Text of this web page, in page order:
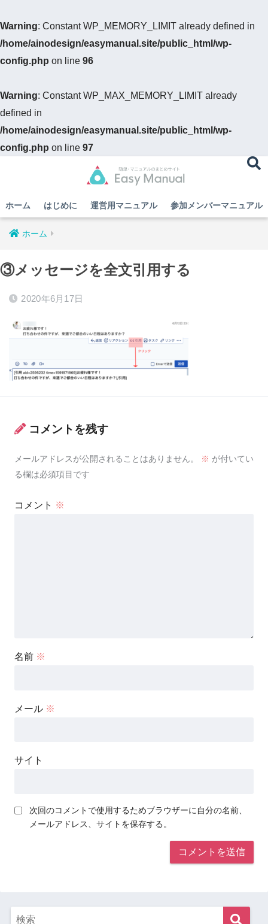
Warning: Constant WP_MEMORY_LIMIT already defined in
/home/ainodesign/easymanual.site/public_html/wp-
config.php on line 96
Warning: Constant WP_MAX_MEMORY_LIMIT already
defined in
/home/ainodesign/easymanual.site/public_html/wp-
config.php on line 97
ホーム はじめに 運営用マニュアル 参加メンバーマニュアル
ホーム
③メッセージを全文引用する
2020年6月17日
コメントを残す
メールアドレスが公開されることはありません。 ※ が付いてい
る欄は必須項目です
コメント ※
名前 ※
メール ※
サイト
次回のコメントで使用するためブラウザーに自分の名前、
メールアドレス、サイトを保存する。